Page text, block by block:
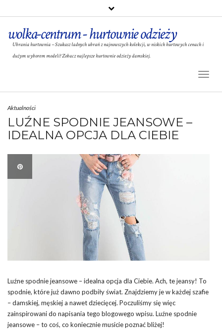
wolka-centrum - hurtownie odzieży
Ubrania hurtownia – Szukasz ładnych ubrań z najnowszych kolekcji, w niskich hurtowych cenach i
dużym wyborem modeli? Zobacz najlepsze hurtownie odzieży damskiej.
Aktualności
LUŹNE SPODNIE JEANSOWE –
IDEALNA OPCJA DLA CIEBIE
Luźne spodnie jeansowe – idealna opcja dla Ciebie. Ach, te jeansy! To
spodnie, które już dawno podbiły świat. Znajdziemy je w każdej szafie
– damskiej, męskiej a nawet dziecięcej. Poczuliśmy się więc
zainspirowani do napisania tego blogowego wpisu. Luźne spodnie
jeansowe – to coś, co koniecznie musicie poznać bliżej!